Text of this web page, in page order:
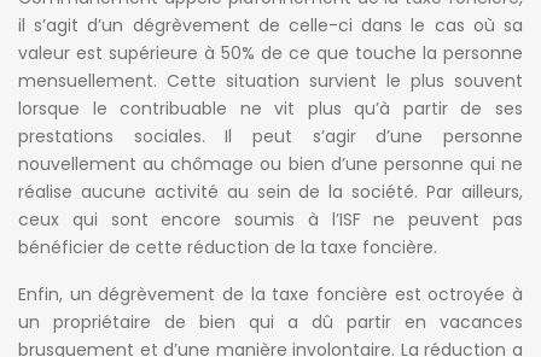
il s’agit d’un dégrèvement de celle-ci dans le cas où sa
valeur est supérieure à 50% de ce que touche la personne
mensuellement. Cette situation survient le plus souvent
lorsque le contribuable ne vit plus qu’à partir de ses
prestations sociales. Il peut s’agir d’une personne
nouvellement au chômage ou bien d’une personne qui ne
réalise aucune activité au sein de la société. Par ailleurs,
ceux qui sont encore soumis à l’ISF ne peuvent pas
bénéficier de cette réduction de la taxe foncière.
Enfin, un dégrèvement de la taxe foncière est octroyée à
un propriétaire de bien qui a dû partir en vacances
brusquement et d’une manière involontaire. La réduction a